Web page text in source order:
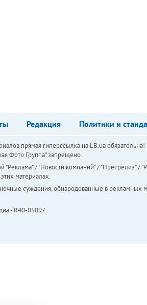
Редакция Политики и
прямая гиперссылка на LB.ua
Фото Группа" запрещено.
/ "Новости компаний" / "Пресрелиз" /
материалах.
суждения, обнародованные в рекламных
- R40-05097